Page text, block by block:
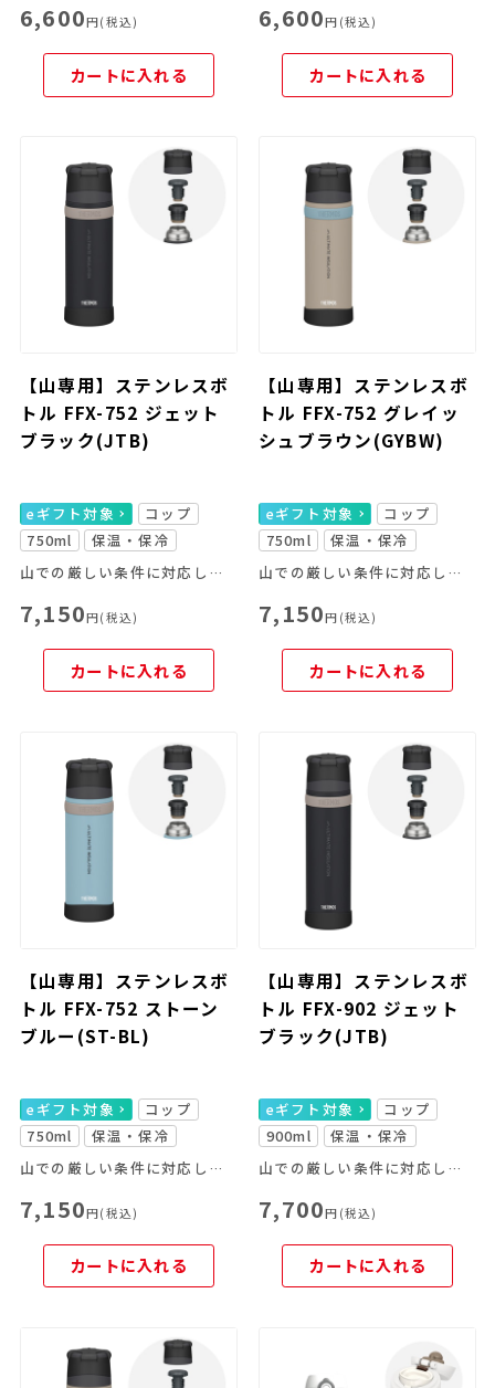
6,600円(税込)
カートに入れる
6,600円(税込)
カートに入れる
【山専用】ステンレスボ
トル FFX-752 ジェット
ブラック(JTB)
eギフト対象
コップ
750ml
保温・保冷
山での厳しい条件に対応した「山専用」
7,150円(税込)
カートに入れる
【山専用】ステンレスボ
トル FFX-752 グレイッ
シュブラウン(GYBW)
eギフト対象
コップ
750ml
保温・保冷
山での厳しい条件に対応した「山専用」
7,150円(税込)
カートに入れる
【山専用】ステンレスボ
トル FFX-752 ストーン
ブルー(ST-BL)
eギフト対象
コップ
750ml
保温・保冷
山での厳しい条件に対応した「山専用」
7,150円(税込)
カートに入れる
【山専用】ステンレスボ
トル FFX-902 ジェット
ブラック(JTB)
eギフト対象
コップ
900ml
保温・保冷
山での厳しい条件に対応した「山専用」
7,700円(税込)
カートに入れる